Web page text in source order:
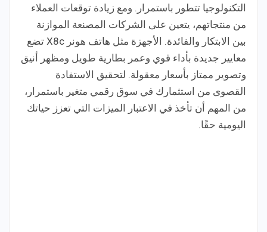
التكنولوجيا تتطور باستمرار. ومع زيادة توقعات العملاء
من منتجاتهم، يتعين على الشركات المصنعة الموازنة
بين الابتكار والفائدة. الأجهزة مثل هاتف هونر X8c تضع
معايير جديدة بأداء قوي وعمر بطارية طويل ومظهر أنيق
وتصوير ممتاز بأسعار معقولة. لتحقيق الاستفادة
القصوى من استثمارك في سوق رقمي متغير باستمرار،
من المهم أن تأخذ في الاعتبار الميزات التي تعزز حياتك
اليومية حقًا.